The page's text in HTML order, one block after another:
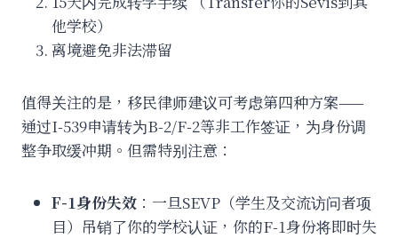
他学校）
离境避免非法滞留
值得关注的是，移民律师建议可考虑第四种方案——
通过I-539申请转为B-2/F-2等非工作签证，为身份调
整争取缓冲期。但需特别注意：
F-1身份失效 ：一旦SEVP（学生及交流访问者项
目）吊销了你的学校认证，你的F-1身份将即时失